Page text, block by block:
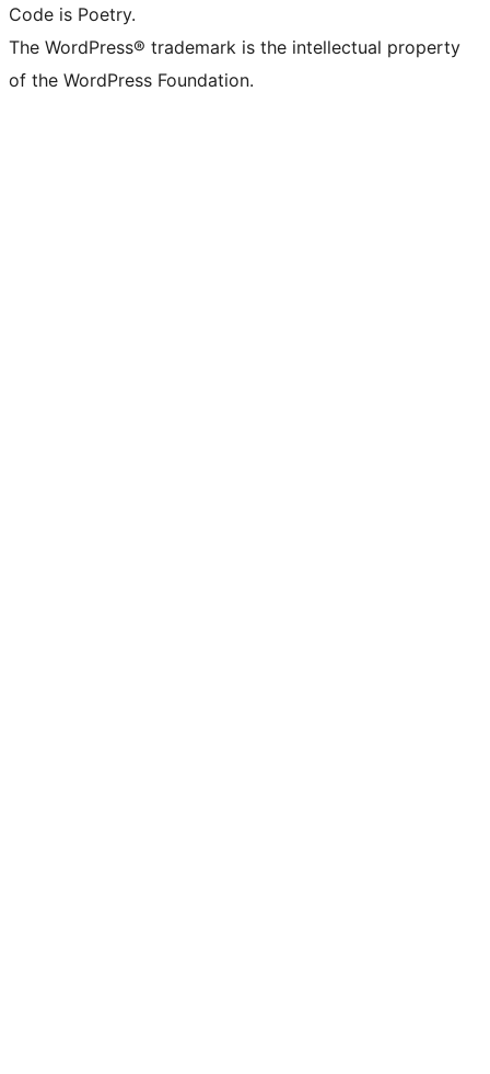
Code is Poetry.
The WordPress® trademark is the intellectual property
of the WordPress Foundation.